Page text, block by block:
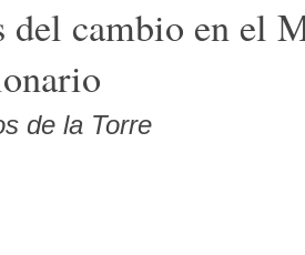
del cambio en el
de la Torre